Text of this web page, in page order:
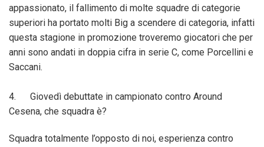
appassionato, il fallimento di molte squadre di categorie
superiori ha portato molti Big a scendere di categoria, infatti
questa stagione in promozione troveremo giocatori che per
anni sono andati in doppia cifra in serie C, come Porcellini e
Saccani.
4. Giovedì debuttate in campionato contro Around
Cesena, che squadra è?
Squadra totalmente l’opposto di noi, esperienza contro